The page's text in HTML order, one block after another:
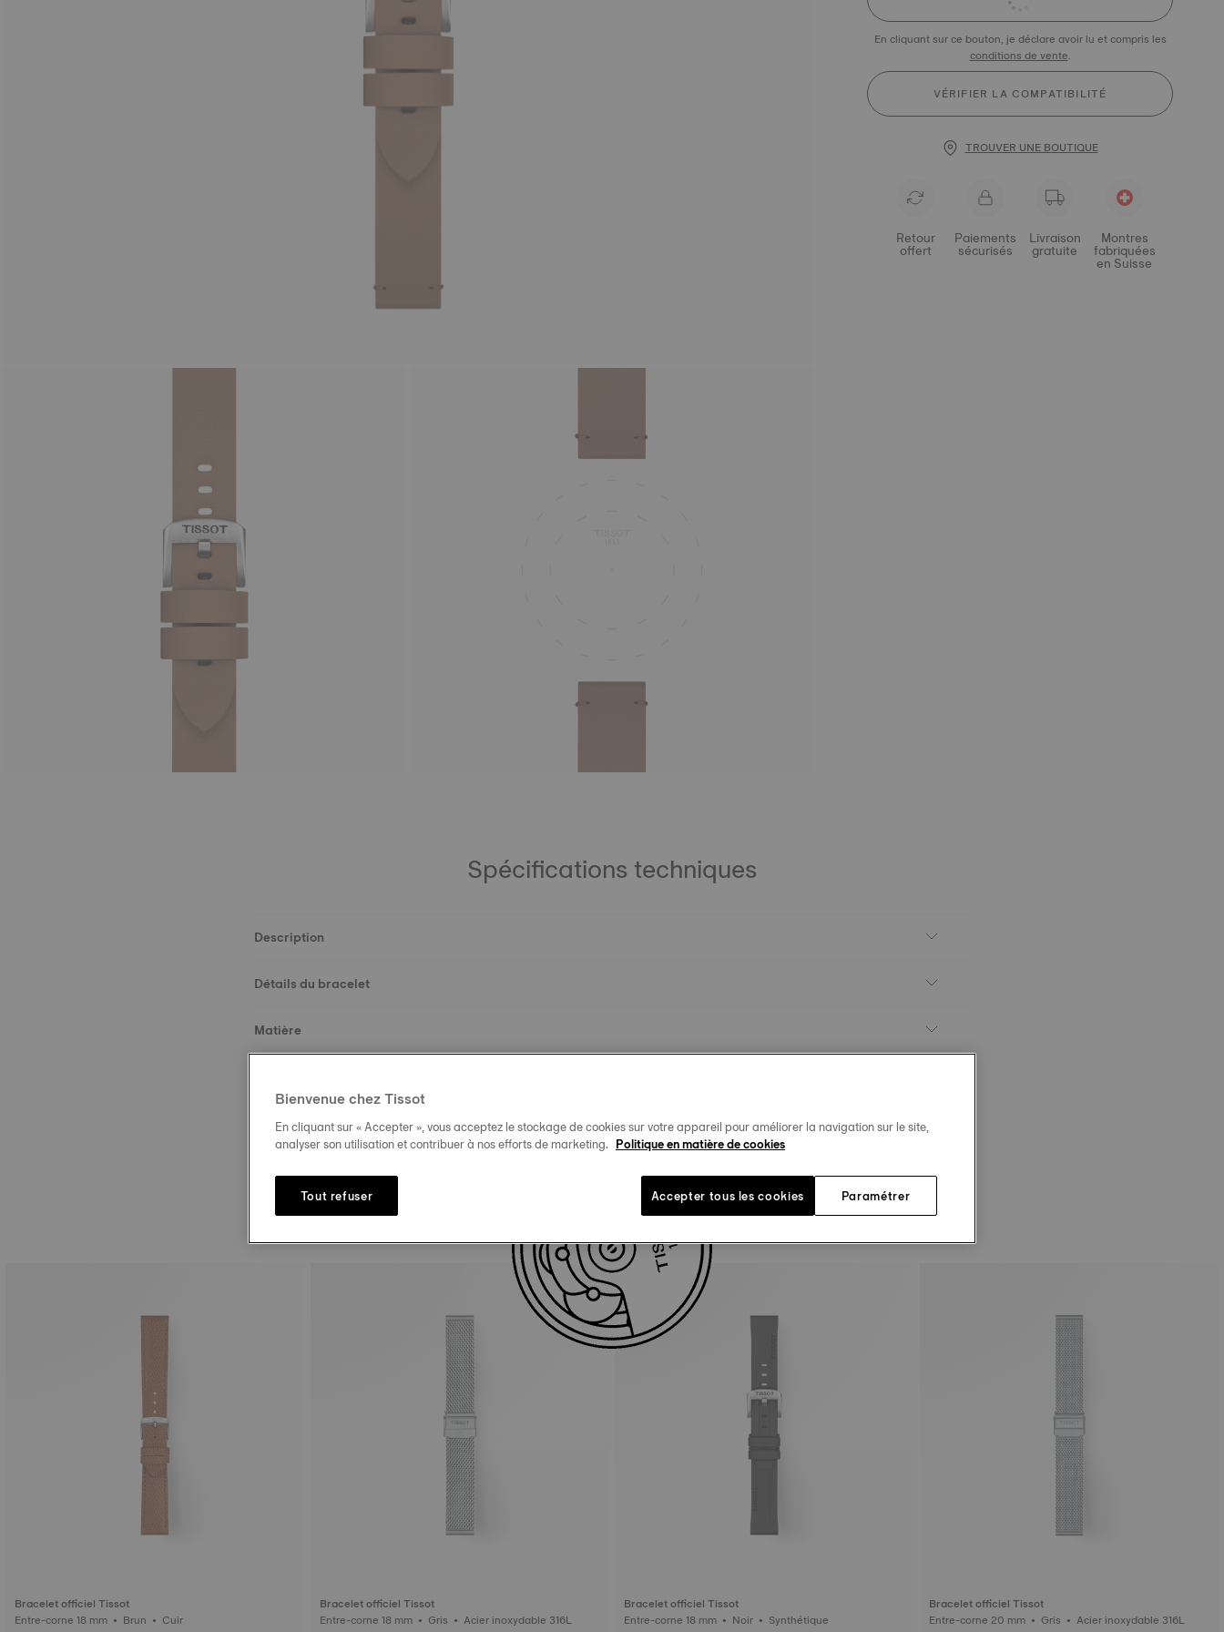
En cliquant sur ce bouton, je déclare avoir lu et compris les
conditions de vente.
VÉRIFIER LA COMPATIBILITÉ
TROUVER UNE BOUTIQUE
Retour
offert
Paiements
sécurisés
Livraison
gratuite
Montres
fabriquées
en Suisse
Spécifications techniques
Description
Détails du bracelet
Matière
Boucle
Produits similaires
Bracelet officiel Tissot
Entre-corne 18 mm • Brun • Cuir
Bracelet officiel Tissot
Entre-corne 18 mm • Gris • Acier inoxydable 316L
Bracelet officiel Tissot
Entre-corne 18 mm • Noir • Synthétique
Bracelet officiel Tissot
Entre-corne 20 mm • Gris • Acier inoxydable 316L
Bienvenue chez Tissot
En cliquant sur « Accepter », vous acceptez le stockage de cookies sur votre appareil pour améliorer la navigation sur le site,
analyser son utilisation et contribuer à nos efforts de marketing. Politique en matière de cookies
Paramétrer
Tout refuser Accepter tous les cookies